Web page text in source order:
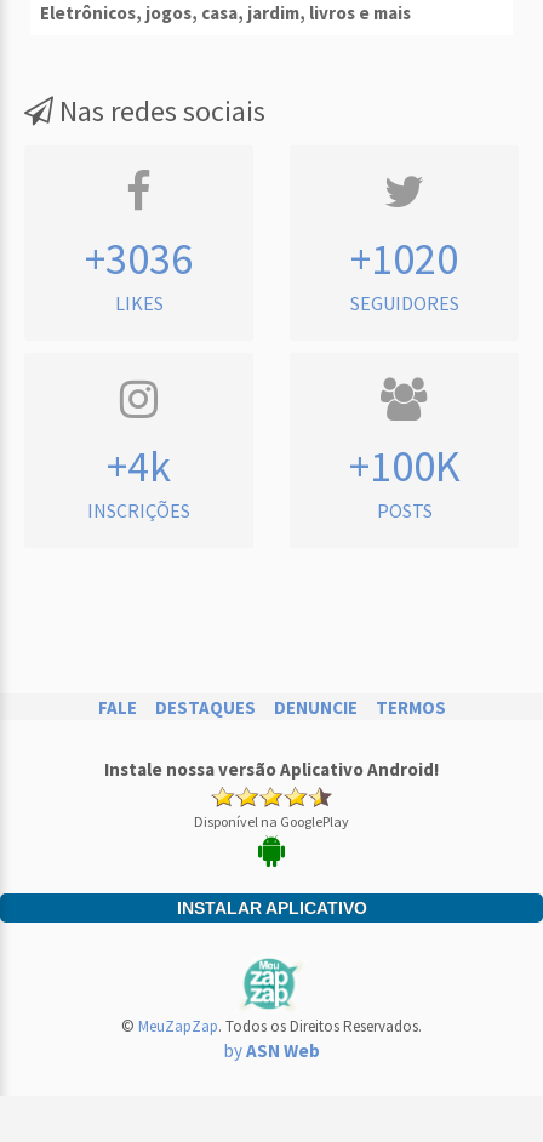
Eletrônicos, jogos, casa, jardim, livros e mais
Nas redes sociais
+3036
LIKES
+1020
SEGUIDORES
+4k
INSCRIÇÕES
+100K
POSTS
FALE DESTAQUES DENUNCIE TERMOS
Instale nossa versão Aplicativo Android!
Disponível na GooglePlay
INSTALAR APLICATIVO
© MeuZapZap. Todos os Direitos Reservados.
byASN Web